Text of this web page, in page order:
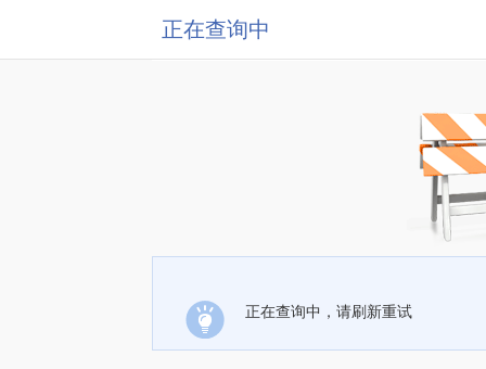
正在查询中
正在查询中，请刷新重试